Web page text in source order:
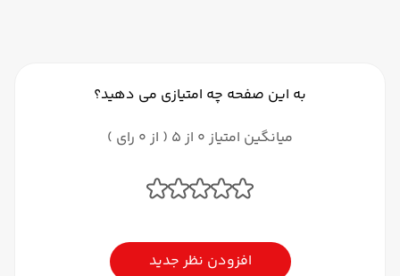
به این صفحه چه امتیازی می دهید؟
میانگین امتیاز 0 از 5 ( از 0 رای )
افزودن نظر جدید